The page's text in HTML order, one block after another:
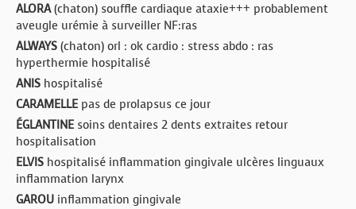
ALORA(chaton) souffle cardiaque ataxie+++ probablement
aveugle urémie à surveiller NF:ras
ALWAYS (chaton) orl : ok cardio : stress abdo : ras
hyperthermie hospitalisé
ANIS hospitalisé
CARAMELLE pas de prolapsus ce jour
ÉGLANTINE soins dentaires 2 dents extraites retour
hospitalisation
ELVIS hospitalisé inflammation gingivale ulcères linguaux
inflammation larynx
GAROU inflammation gingivale